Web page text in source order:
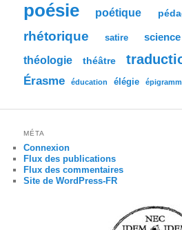
poésie poétique
rhétorique satire science
théologie théâtre
Érasme éducation élégie
MÉTA
Connexion
Flux des publications
Flux des commentaires
Site de WordPress-FR